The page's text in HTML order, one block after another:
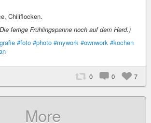
Chiliflocken.
fertige Frühlingspanne noch auf dem Herd.)
#foto #photo #mywork #ownwork #kochen
0 0 7
More